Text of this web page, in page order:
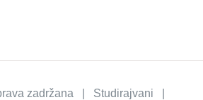
zadržana | Studirajvani |